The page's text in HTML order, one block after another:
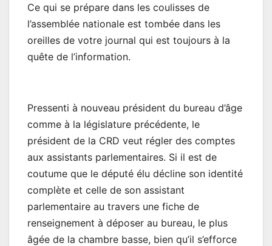
Ce qui se prépare dans les coulisses de
l’assemblée nationale est tombée dans les
oreilles de votre journal qui est toujours à la
quête de l’information.
Pressenti à nouveau président du bureau d’âge
comme à la législature précédente, le
président de la CRD veut régler des comptes
aux assistants parlementaires. Si il est de
coutume que le député élu décline son identité
complète et celle de son assistant
parlementaire au travers une fiche de
renseignement à déposer au bureau, le plus
âgée de la chambre basse, bien qu’il s’efforce